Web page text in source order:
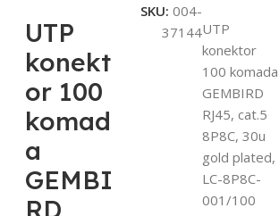
UTP
konekt
or 100
komad
a
GEMBI
RD
SKU: 004-
37144UTP
konektor
100 komada
GEMBIRD
RJ45, cat.5
8P8C, 30u
gold plated,
LC-8P8C-
001/100